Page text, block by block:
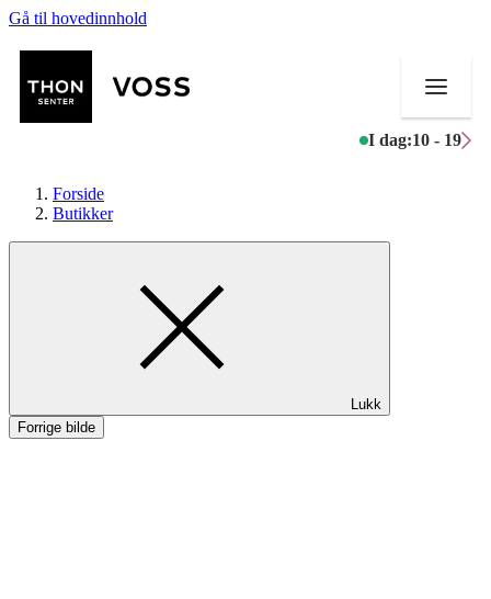
Gå til hovedinnhold
I dag:10 - 19
Mat og drikke
Aktiviteter
Forside
Butikker
Lukk
Forrige bilde